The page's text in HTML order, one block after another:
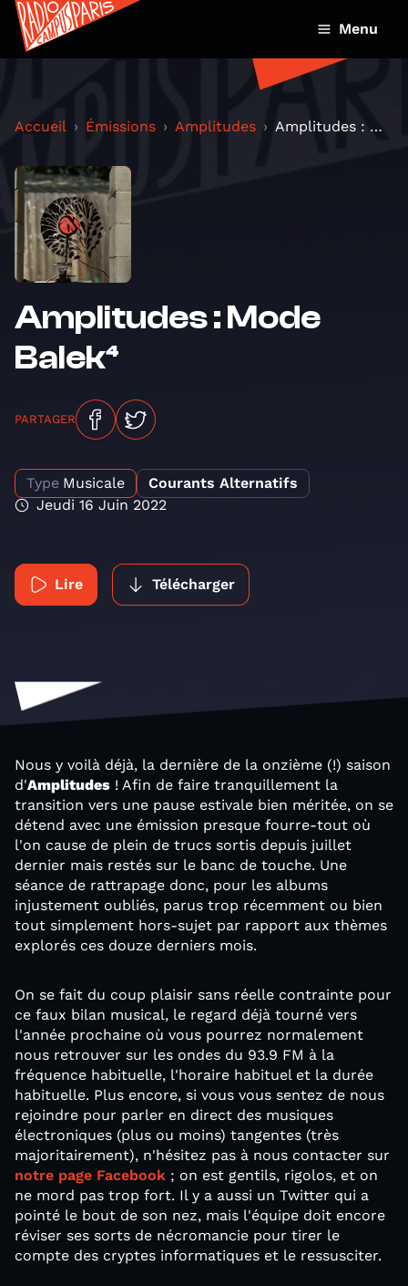
Menu
Accueil Émissions Amplitudes Amplitudes : Mode Balek⁴
Amplitudes : Mode
Balek⁴
PARTAGER
Type Musicale
Courants Alternatifs
Jeudi 16 Juin 2022
Lire Télécharger
Nous y voilà déjà, la dernière de la onzième (!) saison
d'Amplitudes ! Afin de faire tranquillement la
transition vers une pause estivale bien méritée, on se
détend avec une émission presque fourre-tout où
l'on cause de plein de trucs sortis depuis juillet
dernier mais restés sur le banc de touche. Une
séance de rattrapage donc, pour les albums
injustement oubliés, parus trop récemment ou bien
tout simplement hors-sujet par rapport aux thèmes
explorés ces douze derniers mois.
On se fait du coup plaisir sans réelle contrainte pour
ce faux bilan musical, le regard déjà tourné vers
l'année prochaine où vous pourrez normalement
nous retrouver sur les ondes du 93.9 FM à la
fréquence habituelle, l'horaire habituel et la durée
habituelle. Plus encore, si vous vous sentez de nous
rejoindre pour parler en direct des musiques
électroniques (plus ou moins) tangentes (très
majoritairement), n'hésitez pas à nous contacter sur
notre page Facebook ; on est gentils, rigolos, et on
ne mord pas trop fort. Il y a aussi un Twitter qui a
pointé le bout de son nez, mais l'équipe doit encore
réviser ses sorts de nécromancie pour tirer le
compte des cryptes informatiques et le ressusciter.